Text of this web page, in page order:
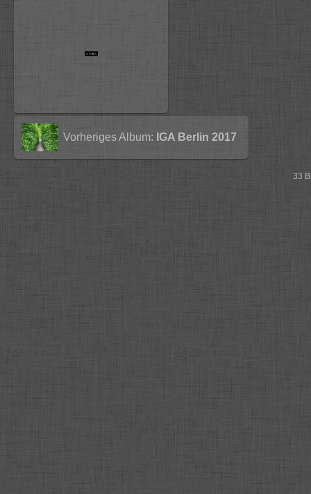
Vorheriges Album: IGA Berlin 2017
33